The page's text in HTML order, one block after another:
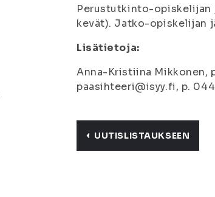
Perustutkinto-opiskelijan
kevät). Jatko-opiskelijan
Lisätietoja:
Anna-Kristiina Mikkonen,
paasihteeri@isyy.fi, p.
UUTISLISTAUKSEEN